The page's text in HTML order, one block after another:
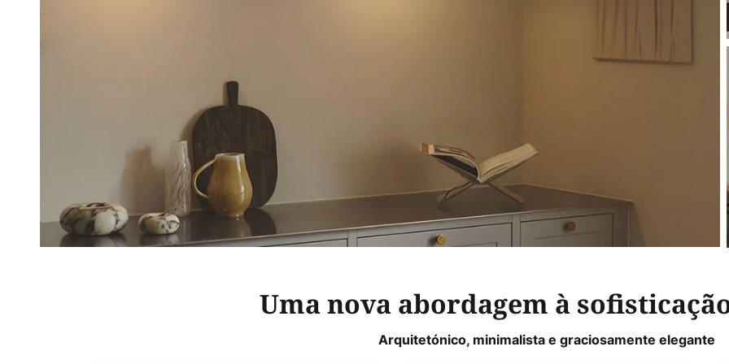
Uma nova abordagem à
Arquitetónico, minimalista e graciosamente elegante